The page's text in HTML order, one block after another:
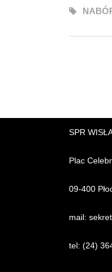
SPR
Plac
09-400
mail:
tel: (24)